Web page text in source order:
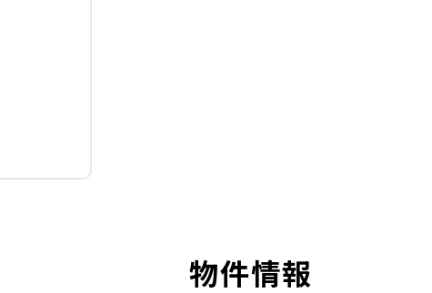
物件情報